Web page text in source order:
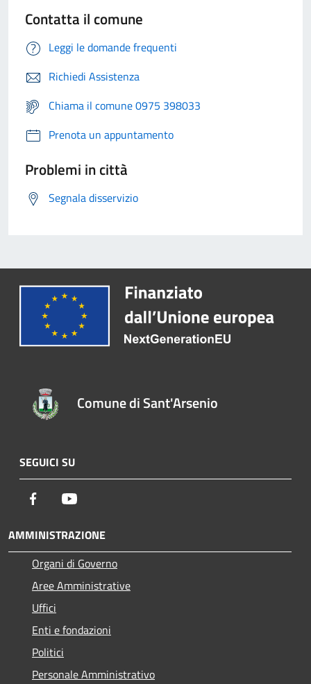
Contatta il comune
Leggi le domande frequenti
Richiedi Assistenza
Chiama il comune 0975 398033
Prenota un appuntamento
Problemi in città
Segnala disservizio
Comune di Sant'Arsenio
SEGUICI SU
Facebook
AMMINISTRAZIONE
Organi di Governo
Aree Amministrative
Uffici
Enti e fondazioni
Politici
Personale Amministrativo